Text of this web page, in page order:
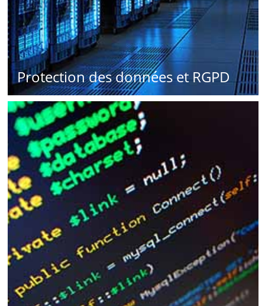
Protection des données et RGPD